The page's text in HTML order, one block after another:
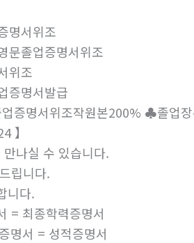
명서위조
문졸업증명서위조
위조
증명서발급
증명서위조작원본200% ♣졸업
】
나실 수 있습니다.
립니다.
니다.
= 최종학력증명서
명서 = 성적증명서